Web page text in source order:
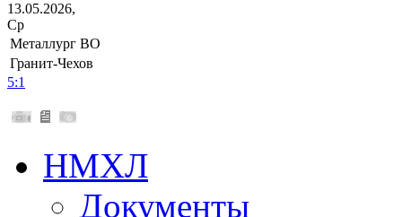
13.05.2026,
Ср
Металлург ВО
Гранит-Чехов
5:1
НМХЛ
Документы